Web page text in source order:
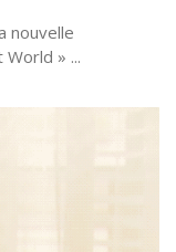
nouvelle
» ...